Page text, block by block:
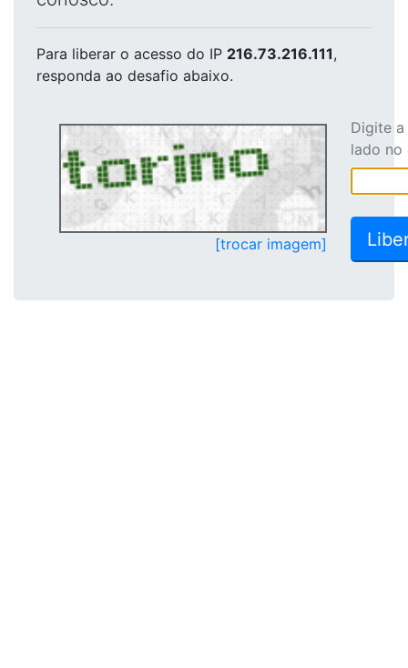
Para liberar o acesso do IP 216.73.216.111,
responda ao desafio abaixo.
[trocar imagem]
Digite
lado no